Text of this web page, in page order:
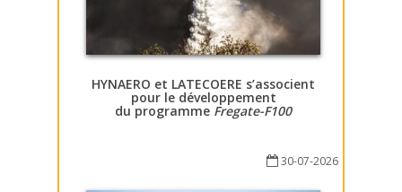
HYNAERO et LATECOERE s’associent
pour le développement
du programme Fregate-F100
30-07-2026